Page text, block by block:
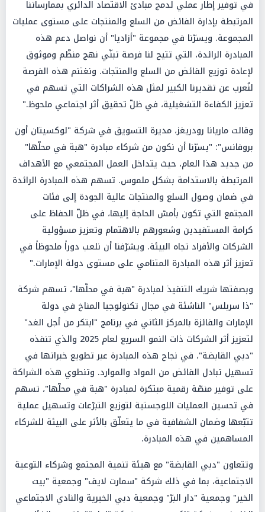
في توفير إطار عملي لدمج مبادئ الاقتصاد الدائري بممارساتنا
المرتبطة بإدارة الفائض من السلع والمنتجات على مستوى عمليات
المجموعة. ويسرّنا في مجموعة "أزاديا" أن نواصل دعم هذه
المبادرة الرائدة، التي تتيح لنا فرصة تبنّي نهج منظّم وموثوق
لإعادة توزيع الفائض من السلع والمنتجات. ونغتنم هذه الفرصة
لنُعرب عن تقديرنا الكبير لمثل هذه الشراكات التي تسهم في
تعزيز الكفاءة التشغيلية، في ظلّ تحقيق أثر اجتماعي ملحوظ."
وقالت ماريانا رودريغز، مديرة التسويق في شركة "لوكسيتان أون
بروفانس": "يسرّنا أن نكون من شركاء مبادرة "هبة في محلّها"
من جديد هذا العام، حيث يتداخل العمل المجتمعي مع الأهداف
المرتبطة بالاستدامة بشكل ملموس. تسهم هذه المبادرة الرائدة
في ضمان وصول السلع والمنتجات عالية الجودة إلى فئات
المجتمع التي تكون بأمسّ الحاجة إليها، في ظلّ الحفاظ على
كرامة المستفيدين وشعورهم بالاهتمام وتعزيز مسؤولية
الشركات والأفراد تجاه البيئة. ويشرّفنا أن نلعب دوراً ملحوظاً في
تعزيز أثر هذه المبادرة المتنامي على مستوى دولة الإمارات."
وبصفتها شريك التنفيذ لمبادرة "هبة في محلّها"، تسهم شركة
"ذا سربلس" الناشئة في مجال تكنولوجيا المناخ في دولة
الإمارات والفائزة بالمركز الثاني في برنامج "ابتكر من أجل الغد"
لتعزيز أثر الشركات ذات النمو السريع لعام 2025 والذي تنفذه
"دبي القابضة"، في نجاح هذه المبادرة عبر تطويع خبراتها في
تسهيل تبادل الفائض من المواد والموارد. وتنطوي هذه الشراكة
على توفير منصّة رقمية مبتكرة لمبادرة "هبة في محلّها"، تسهم
في تحسين العمليات اللوجستية لتوزيع التبرّعات وتسهيل عملية
تتبّعها وضمان الشفافية في ما يتعلّق بالأثر على البيئة للشركاء
المساهمين في هذه المبادرة.
وتتعاون "دبي القابضة" مع هيئة تنمية المجتمع وشركاء التوعية
الاجتماعية، بما في ذلك شركة "سمارت لايف" وجمعية "بيت
الخير" وجمعية "دار البرّ" وجمعية دبي الخيرية والنادي الاجتماعي